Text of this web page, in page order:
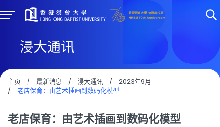
浸大通讯
主页 / 最新消息 / 浸大通讯 /
2023年9月
/
老店保育：由艺术插画到数码化模型
老店保育：由艺术插画到数码化模型